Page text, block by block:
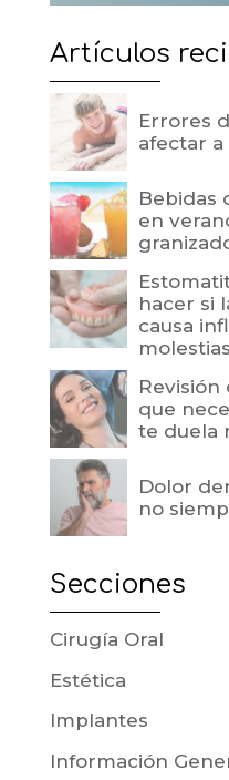
Artículos
Errores
afectar
Bebidas
en
hacer si
causa
molestias
Revisión
que
te duela
Dolor
no
Secciones
Cirugía Oral
Estética
Implantes
Información